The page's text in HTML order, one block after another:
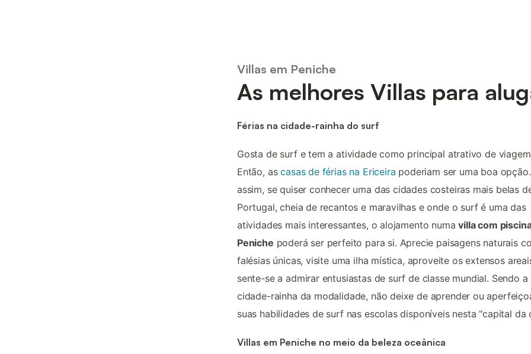
Villas em Peniche
As melhores Villas para
Férias na cidade-rainha do surf
Gosta de surf e tem a atividade como principal atrativo de
Então, ascasas de férias na Ericeira poderiam ser uma boa
assim, se quiser conhecer uma das cidades costeiras mais belas
Portugal, cheia de recantos e maravilhas e onde o surf é uma das
atividades mais interessantes, o alojamento numavilla com
Peniche poderá ser perfeito para si. Aprecie paisagens naturais
falésias únicas, visite uma ilha mística, aproveite os extensos
sente-se a admirar entusiastas de surf de classe mundial. Sendo a
cidade-rainha da modalidade, não deixe de aprender ou
suas habilidades de surf nas escolas disponíveis nesta "capital da
Villas em Peniche no meio da beleza oceânica